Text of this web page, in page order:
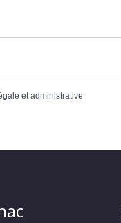
et administrative